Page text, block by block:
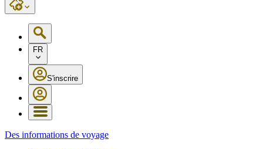
FR
S'inscrire
Des informations de voyage